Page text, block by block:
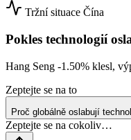
Tržní situace Čína
Pokles technologií
Hang Seng -1.50% klesl,
Zeptejte se na to
Proč globálně oslabují